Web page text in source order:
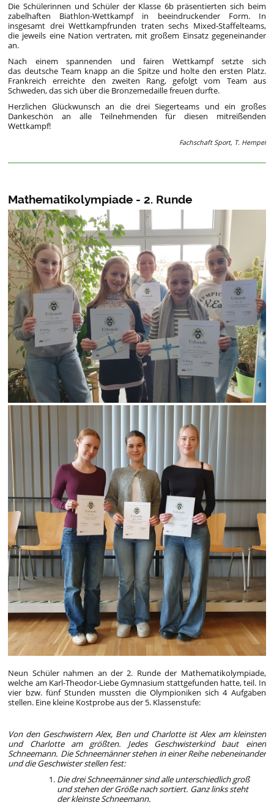
Die Schülerinnen und Schüler der Klasse 6b präsentierten sich beim
zabelhaften Biathlon‑Wettkampf in beeindruckender Form. In
insgesamt drei Wettkampfrunden traten sechs Mixed‑Staffelteams,
die jeweils eine Nation vertraten, mit großem Einsatz gegeneinander
an.
Nach einem spannenden und fairen Wettkampf setzte sich
das deutsche Team knapp an die Spitze und holte den ersten Platz.
Frankreich erreichte den zweiten Rang, gefolgt vom Team aus
Schweden, das sich über die Bronzemedaille freuen durfte.
Herzlichen Glückwunsch an die drei Siegerteams und ein großes
Dankeschön an alle Teilnehmenden für diesen mitreißenden
Wettkampf!
Fachschaft Sport, T. Hempel
Mathematikolympiade - 2. Runde
Neun Schüler nahmen an der 2. Runde der Mathematikolympiade,
welche am Karl-Theodor-Liebe Gymnasium stattgefunden hatte, teil. In
vier bzw. fünf Stunden mussten die Olympioniken sich 4 Aufgaben
stellen. Eine kleine Kostprobe aus der 5. Klassenstufe:
Von den Geschwistern Alex, Ben und Charlotte ist Alex am kleinsten
und Charlotte am größten. Jedes Geschwisterkind baut einen
Schneemann. Die Schneemänner stehen in einer Reihe nebeneinander
und die Geschwister stellen fest:
Die drei Schneemänner sind alle unterschiedlich groß
und stehen der Größe nach sortiert. Ganz links steht
der kleinste Schneemann.